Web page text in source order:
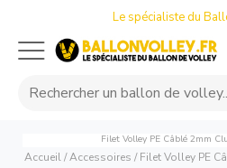
Le spécialiste du
Filet Volley PE Câblé 2mm
Accueil/ Accessoires / Filet Volley PE